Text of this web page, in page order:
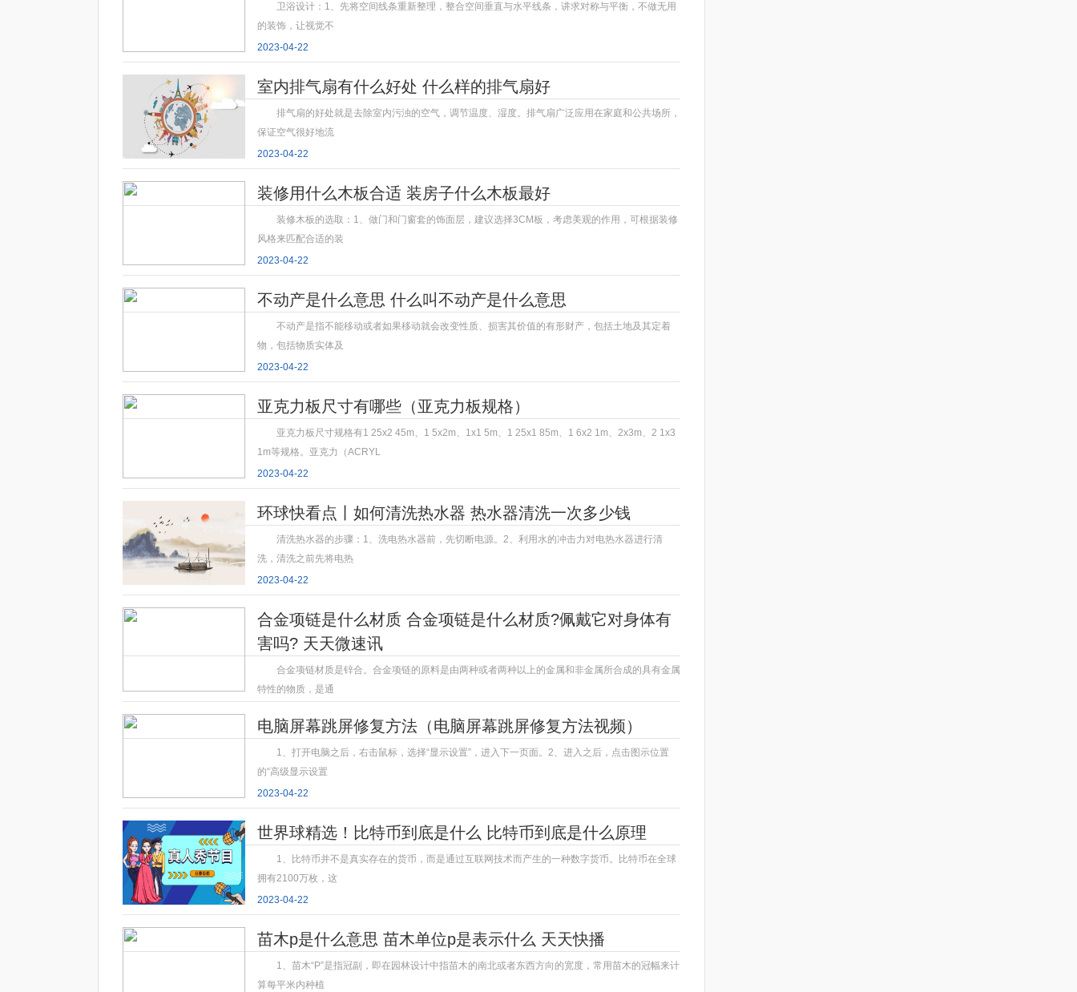
卫浴设计：1、先将空间线条重新整理，整合空间垂直与水平线条，讲求对称与平衡，不做无用
的装饰，让视觉不
2023-04-22
室内排气扇有什么好处 什么样的排气扇好
排气扇的好处就是去除室内污浊的空气，调节温度、湿度。排气扇广泛应用在家庭和公共场所，
保证空气很好地流
2023-04-22
装修用什么木板合适 装房子什么木板最好
装修木板的选取：1、做门和门窗套的饰面层，建议选择3CM板，考虑美观的作用，可根据装修
风格来匹配合适的装
2023-04-22
不动产是什么意思 什么叫不动产是什么意思
不动产是指不能移动或者如果移动就会改变性质、损害其价值的有形财产，包括土地及其定着
物，包括物质实体及
2023-04-22
亚克力板尺寸有哪些（亚克力板规格）
亚克力板尺寸规格有1 25x2 45m、1 5x2m、1x1 5m、1 25x1 85m、1 6x2 1m、2x3m、2 1x3
1m等规格。亚克力（ACRYL
2023-04-22
环球快看点丨如何清洗热水器 热水器清洗一次多少钱
清洗热水器的步骤：1、洗电热水器前，先切断电源。2、利用水的冲击力对电热水器进行清
洗，清洗之前先将电热
2023-04-22
合金项链是什么材质 合金项链是什么材质?佩戴它对身体有
害吗? 天天微速讯
合金项链材质是锌合。合金项链的原料是由两种或者两种以上的金属和非金属所合成的具有金属
特性的物质，是通
电脑屏幕跳屏修复方法（电脑屏幕跳屏修复方法视频）
1、打开电脑之后，右击鼠标，选择“显示设置”，进入下一页面。2、进入之后，点击图示位置
的“高级显示设置
2023-04-22
世界球精选！比特币到底是什么 比特币到底是什么原理
1、比特币并不是真实存在的货币，而是通过互联网技术而产生的一种数字货币。比特币在全球
拥有2100万枚，这
2023-04-22
苗木p是什么意思 苗木单位p是表示什么 天天快播
1、苗木“P”是指冠副，即在园林设计中指苗木的南北或者东西方向的宽度，常用苗木的冠幅来计
算每平米内种植